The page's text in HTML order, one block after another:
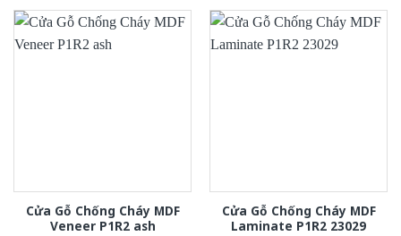
Cửa Gỗ Chống Cháy MDF
Veneer P1R2 ash
Cửa Gỗ Chống Cháy MDF
Laminate P1R2 23029